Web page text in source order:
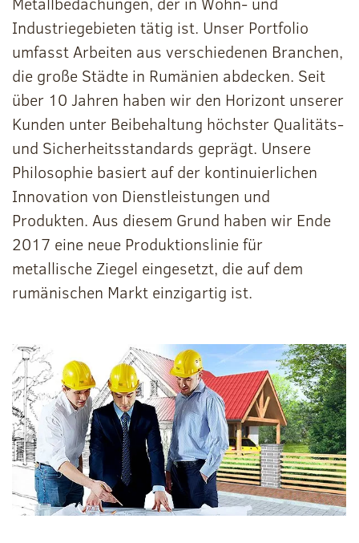
Industriegebieten tätig ist. Unser Portfolio
umfasst Arbeiten aus verschiedenen Branchen,
die große Städte in Rumänien abdecken. Seit
über 10 Jahren haben wir den Horizont unserer
Kunden unter Beibehaltung höchster Qualitäts-
und Sicherheitsstandards geprägt. Unsere
Philosophie basiert auf der kontinuierlichen
Innovation von Dienstleistungen und
Produkten. Aus diesem Grund haben wir Ende
2017 eine neue Produktionslinie für
metallische Ziegel eingesetzt, die auf dem
rumänischen Markt einzigartig ist.